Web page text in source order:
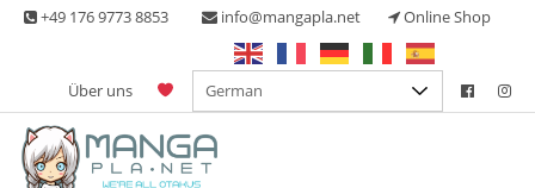
Skip +49 176 9773 8853 info@mangapla.net Online Shop
Über uns